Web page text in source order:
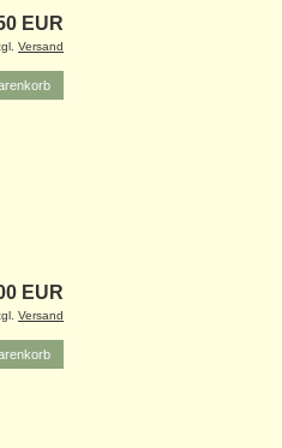
EUR
Versand
EUR
Versand